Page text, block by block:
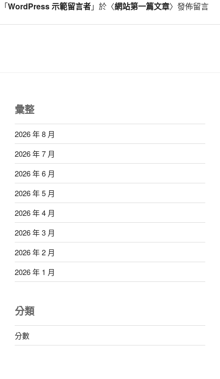
「WordPress 示範留言者」於〈網站第一篇文章〉發佈留言
彙整
2026 年 8 月
2026 年 7 月
2026 年 6 月
2026 年 5 月
2026 年 4 月
2026 年 3 月
2026 年 2 月
2026 年 1 月
分類
分數